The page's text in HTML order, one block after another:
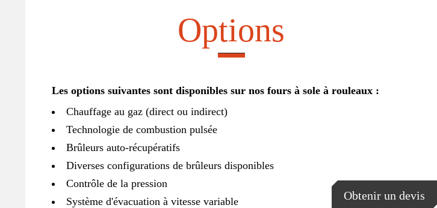
Obtenir un devis
Options
Les options suivantes sont disponibles sur nos fours à sole à rouleaux :
Chauffage au gaz (direct ou indirect)
Technologie de combustion pulsée
Brûleurs auto-récupératifs
Diverses configurations de brûleurs disponibles
Contrôle de la pression
Système d'évacuation à vitesse variable